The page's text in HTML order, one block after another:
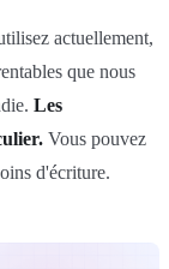
actuellement,
que nous
Les
Vous pouvez
d'écriture.